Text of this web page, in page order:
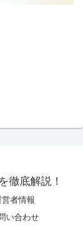
徹底解説！
営者情報
い合わせ